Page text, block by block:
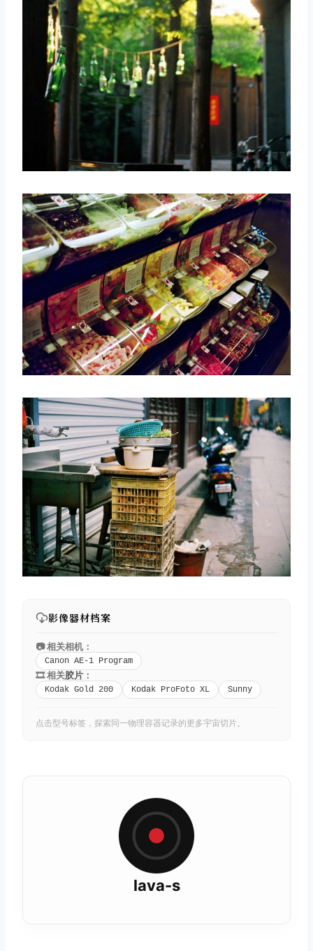
影像器材档案
📷 相关相机：
Canon AE-1 Program
🎞️ 相关胶片 ：
Kodak Gold 200 Kodak ProFoto XL Sunny
点击型号标签，探索同一物理容器记录的更多宇宙切片。
lava-s
取消 搜索